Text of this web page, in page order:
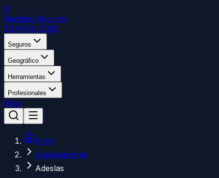
R
Ranking Seguros
ESPAÑA 2026
Seguros
Geográfico
Herramientas
Profesionales
Blog
Inicio
Aseguradoras
Adeslas